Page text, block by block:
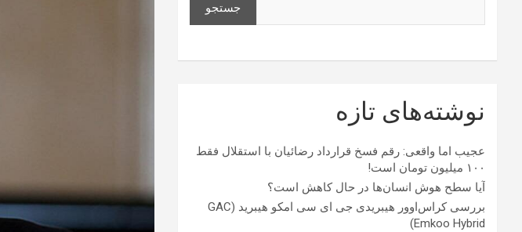
جستجو
نوشته‌های تازه
عجیب اما واقعی: رقم فسخ قرارداد رضائیان با استقلال فقط
۱۰۰ میلیون تومان است!
آیا سطح هوش انسان‌ها در حال کاهش است؟
بررسی کراس‌اوور هیبریدی جی ای سی امکو هیبرید (GAC
Emkoo Hybrid)